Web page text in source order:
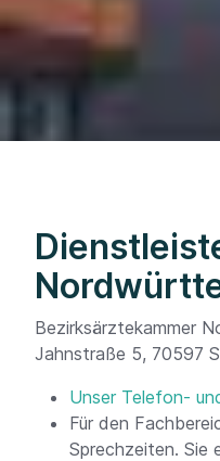
Bezirksärztekammer
Jahnstraße 5, 70597
Unser Telefon-
Für den
Sprechzeiten. Sie